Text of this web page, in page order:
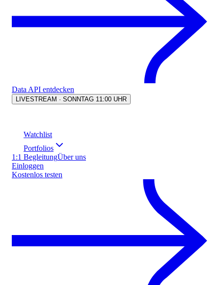
Data API entdecken
LIVESTREAM · SONNTAG 11:00 UHR
Watchlist
Portfolios
1:1 BegleitungÜber uns
Einloggen
Kostenlos testen